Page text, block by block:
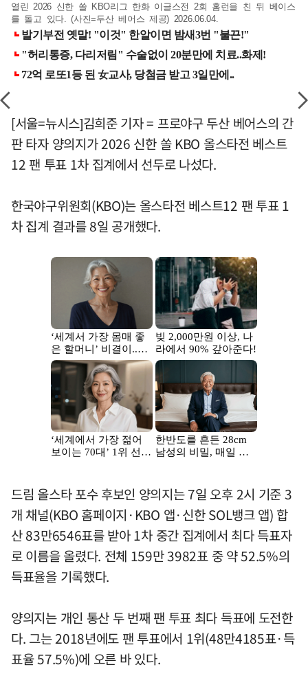
열린 2026 신한 쏠 KBO리그 한화 이글스전 2회 홈런을 친 뒤 베이스
를 돌고 있다. (사진=두산 베어스 제공) 2026.06.04.
[서울=뉴시스]김희준 기자 = 프로야구 두산 베어스의 간
판 타자 양의지가 2026 신한 쏠 KBO 올스타전 베스트
12 팬 투표 1차 집계에서 선두로 나섰다.
한국야구위원회(KBO)는 올스타전 베스트12 팬 투표 1
차 집계 결과를 8일 공개했다.
드림 올스타 포수 후보인 양의지는 7일 오후 2시 기준 3
개 채널(KBO 홈페이지·KBO 앱·신한 SOL뱅크 앱) 합
산 83만6546표를 받아 1차 중간 집계에서 최다 득표자
로 이름을 올렸다. 전체 159만 3982표 중 약 52.5%의
득표율을 기록했다.
양의지는 개인 통산 두 번째 팬 투표 최다 득표에 도전한
다. 그는 2018년에도 팬 투표에서 1위(48만4185표·득
표율 57.5%)에 오른 바 있다.